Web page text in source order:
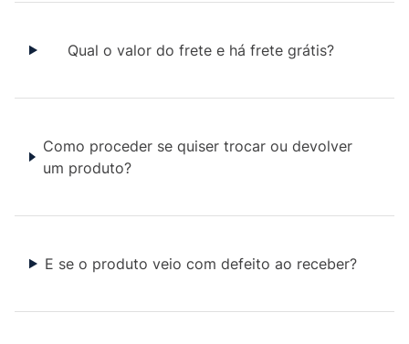
Qual o valor do frete e há frete grátis?
Como proceder se quiser trocar ou devolver
um produto?
E se o produto veio com defeito ao receber?